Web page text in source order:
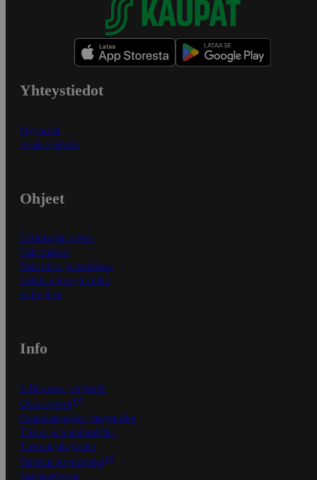
Yhteystiedot
Myymälät
Asiakaspalvelu
Ohjeet
Ensitilaajan ohjeet
Näin maksat
Näin tilaat ja muokkaat
Kaikki ohjeet ja vinkit
In English
Info
S-Business yrityksille
Oiva-raportit
Osuuskauppojen yhteystiedot
Tilaus- ja toimitusehdot
Tietosuojakäytäntö
Palvelun käyttöehdot
Saavutettavuus